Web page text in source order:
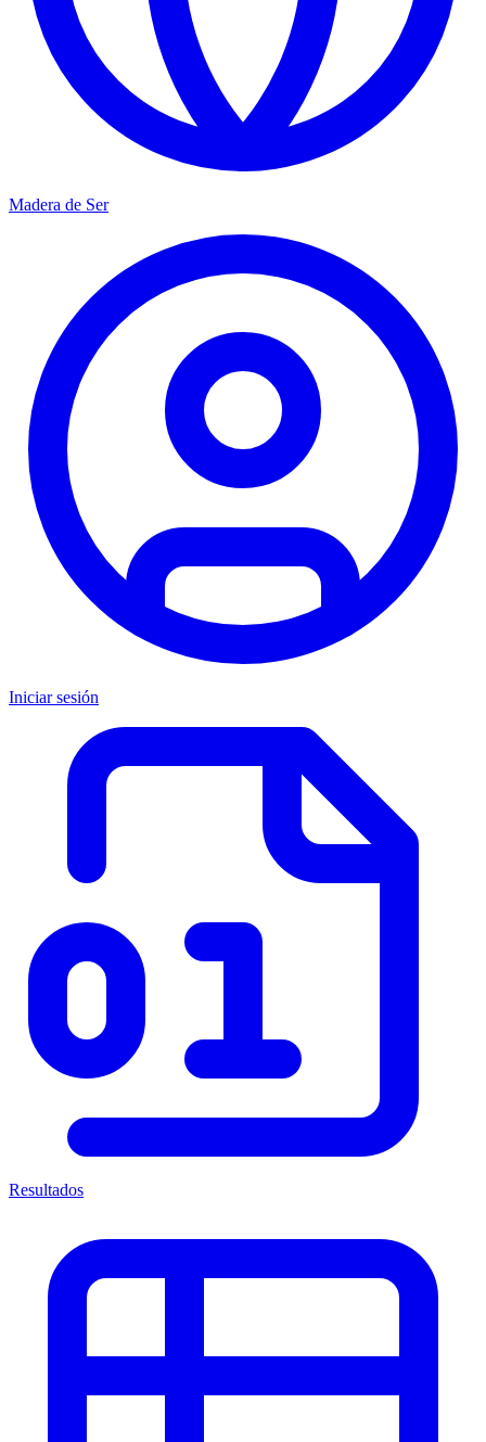
Madera de Ser
Iniciar sesión
Resultados